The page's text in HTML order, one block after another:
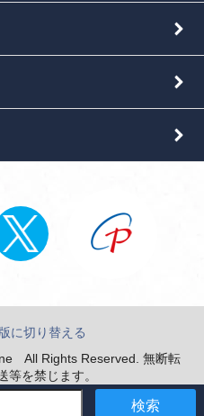
検索
に切り替える
All Rights Reserved. 無断転
等を禁じます。